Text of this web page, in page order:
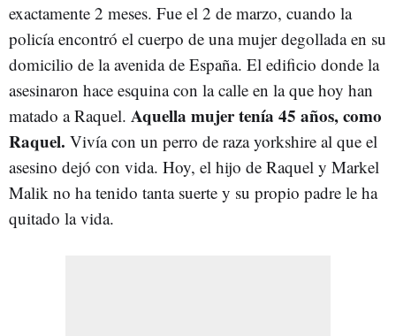
exactamente 2 meses. Fue el 2 de marzo, cuando la
policía encontró el cuerpo de una mujer degollada en su
domicilio de la avenida de España. El edificio donde la
asesinaron hace esquina con la calle en la que hoy han
matado a Raquel. Aquella mujer tenía 45 años, como
Raquel. Vivía con un perro de raza yorkshire al que el
asesino dejó con vida. Hoy, el hijo de Raquel y Markel
Malik no ha tenido tanta suerte y su propio padre le ha
quitado la vida.